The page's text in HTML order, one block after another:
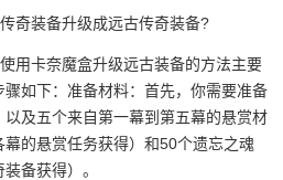
奇装备升级成远古传奇装备?
用卡奈魔盒升级远古装备的方法主要
如下：准备材料：首先，你需要准备
及五个来自第一幕到第五幕的悬赏材
的悬赏任务获得）和50个遗忘之魂
备获得）。